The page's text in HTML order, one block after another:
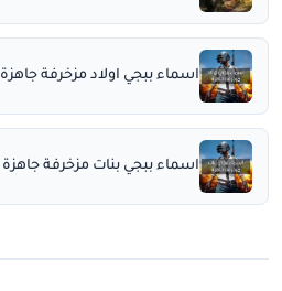
اسماء ببجي اولاد مزخرفة جاهزة
اسماء ببجي بنات مزخرفة جاهزة